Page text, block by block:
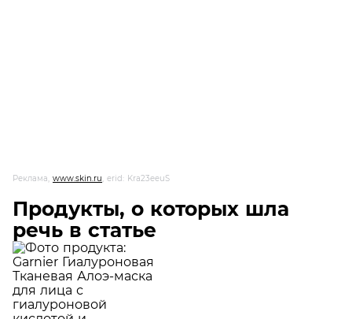
Реклама, www.skin.ru, erid: Kra23eeuS
Продукты, о которых шла
речь в статье